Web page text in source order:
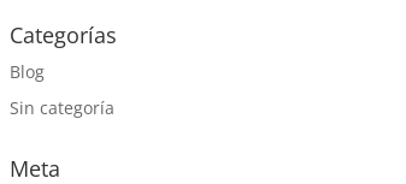
Categorías
Blog
Sin categoría
Meta